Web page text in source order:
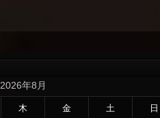
2026年8月
木 金 土 日